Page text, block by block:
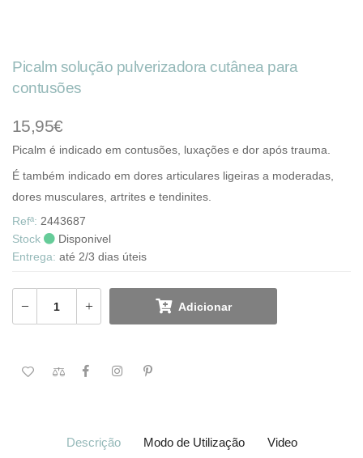
Descrição Modo de Utilização Video
Picalm solução pulverizadora cutânea para
contusões
15,95€
Picalm é indicado em contusões, luxações e dor após trauma.
É também indicado em dores articulares ligeiras a moderadas,
dores musculares, artrites e tendinites.
Refª: 2443687
Stock
Disponivel
Entrega: até 2/3 dias úteis
Adicionar